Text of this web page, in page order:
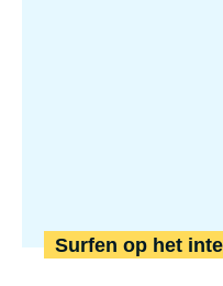
Surfen op het